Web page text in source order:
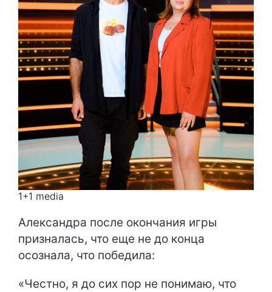
1+1 media
Александра после окончания игры
призналась, что еще не до конца
осознала, что победила:
«Честно, я до сих пор не понимаю, что